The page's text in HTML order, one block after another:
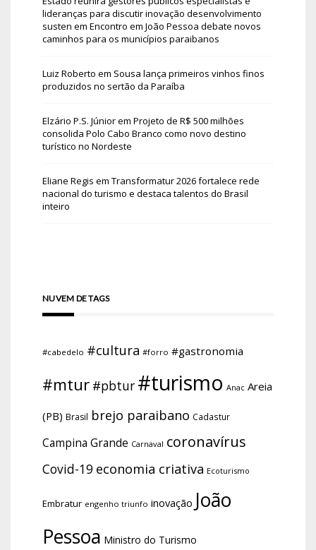
lideranças para discutir inovação desenvolvimento
susten em Encontro em João Pessoa debate novos
caminhos para os municípios paraibanos
Luiz Roberto em Sousa lança primeiros vinhos finos
produzidos no sertão da Paraíba
Elzário P.S. Júniorem Projeto de R$ 500 milhões
consolida Polo Cabo Branco como novo destino
turístico no Nordeste
Eliane Regis em Transformatur 2026 fortalece rede
nacional do turismo e destaca talentos do Brasil
inteiro
NUVEM DE TAGS
#cabedelo #cultura #forro #gastronomia
#mtur #pbtur #turismo Anac Areia
(PB) Brasil brejo paraibano Cadastur
Campina Grande Carnaval coronavírus
Covid-19 economia criativa Ecoturismo
Embratur engenho triunfo inovação João
Pessoa Ministro do Turismo